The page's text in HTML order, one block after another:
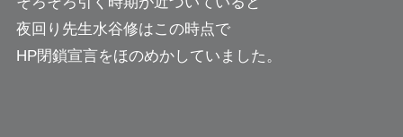
夜回り先生水谷修はこの時点で
HP閉鎖宣言をほのめかしていました。